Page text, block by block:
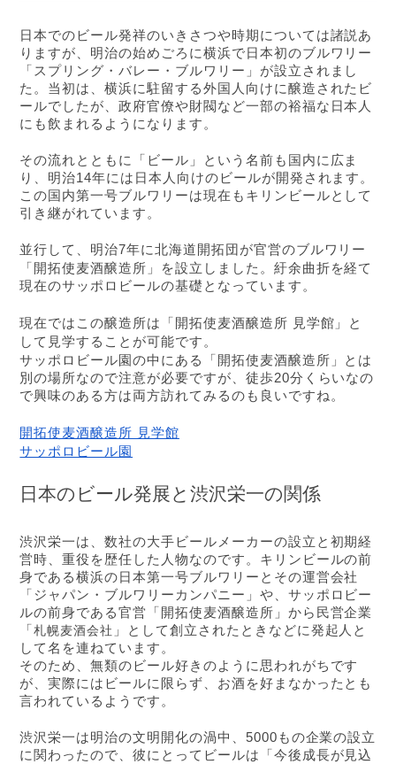
日本でのビール発祥のいきさつや時期については諸説あ
りますが、明治の始めごろに横浜で日本初のブルワリー
「スプリング・バレー・ブルワリー」が設立されまし
た。当初は、横浜に駐留する外国人向けに醸造されたビ
ールでしたが、政府官僚や財閥など一部の裕福な日本人
にも飲まれるようになります。
その流れとともに「ビール」という名前も国内に広ま
り、明治14年には日本人向けのビールが開発されます。
この国内第一号ブルワリーは現在もキリンビールとして
引き継がれています。
並行して、明治7年に北海道開拓団が官営のブルワリー
「 開拓使麦酒醸造所 」を設立しました。紆余曲折を経て
現在のサッポロビールの基礎となっています。
現在ではこの醸造所は「開拓使麦酒醸造所 見学館」と
して見学することが可能です。
サッポロビール園の中にある
「 開拓使麦酒醸造所 」とは
別の場所なので注意が必要ですが、徒歩20分くらいなの
で興味のある方は両方訪れてみるのも良いですね。
開拓使麦酒醸造所 見学館
サッポロビール園
日本のビール発展と渋沢栄一の関係
渋沢栄一は、数社の大手ビールメーカーの設立と初期経
営時、重役を歴任した人物なのです。キリンビールの前
身である横浜の日本第一号ブルワリーとその運営会社
「ジャパン・ブルワリーカンパニー」や、サッポロビー
ルの前身である官営「開拓使麦酒醸造所」から民営企業
「札幌麦酒会社 」として創立されたときなどに発起人と
して名を連ねています。
そのため、無類のビール好きのように思われがちです
が、実際にはビールに限らず、お酒を好まなかったとも
言われているようです。
渋沢栄一は明治の文明開化の渦中、5000もの企業の設立
に関わったので、彼にとってビールは「今後成長が見込